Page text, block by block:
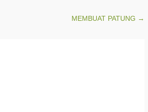
MEMBUAT PATUNG →